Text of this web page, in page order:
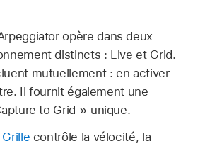
opère dans deux
distincts : Live et Grid.
mutuellement : en activer
Il fournit également une
to Grid » unique.
contrôle la vélocité, la